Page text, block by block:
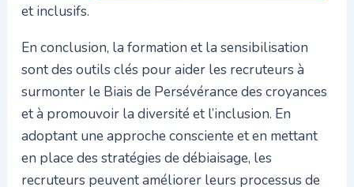
et inclusifs.
En conclusion, la formation et la sensibilisation
sont des outils clés pour aider les recruteurs à
surmonter le Biais de Persévérance des croyances
et à promouvoir la diversité et l’inclusion. En
adoptant une approche consciente et en mettant
en place des stratégies de débiaisage, les
recruteurs peuvent améliorer leurs processus de